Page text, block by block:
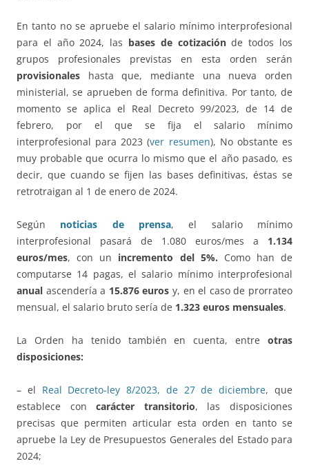
En tanto no se apruebe el salario mínimo interprofesional
para el año 2024, las bases de cotizaciónde todos los
grupos profesionales previstas en esta orden serán
provisionales hasta que, mediante una nueva orden
ministerial, se aprueben de forma definitiva. Por tanto, de
momento se aplica el Real Decreto 99/2023, de 14 de
febrero, por el que se fija el salario mínimo
interprofesional para 2023 (ver resumen), No obstante es
muy probable que ocurra lo mismo que el año pasado, es
decir, que cuando se fijen las bases definitivas, éstas se
retrotraigan al 1 de enero de 2024.
Según noticias de prensa, el salario mínimo
interprofesional pasará de 1.080 euros/mes a 1.134
euros/mes, con un incremento del 5%. Como han de
computarse 14 pagas, el salario mínimo interprofesional
anual ascendería a 15.876 euros y, en el caso de prorrateo
mensual, el salario bruto sería de 1.323 euros mensuales.
La Orden ha tenido también en cuenta, entre otras
disposiciones:
– el Real Decreto-ley 8/2023, de 27 de diciembre, que
establece concarácter transitorio, las disposiciones
precisas que permiten articular esta orden en tanto se
apruebe la Ley de Presupuestos Generales del Estado para
2024;